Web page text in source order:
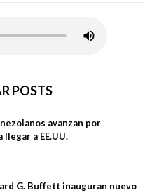
POSTS
avanzan por
a EE.UU.
G. Buffett inauguran nuevo